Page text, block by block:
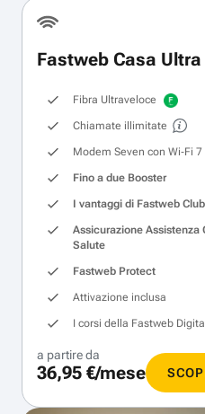
Fastweb Casa Ultra
Fibra Ultraveloce
Chiamate illimitate
Modem Seven con Wi‑Fi 7
Fino a due Booster
I vantaggi di Fastweb Club
Assicurazione Assistenza
Salute
Fastweb Protect
Attivazione inclusa
I corsi della Fastweb
a partire da
36,95 €/mese